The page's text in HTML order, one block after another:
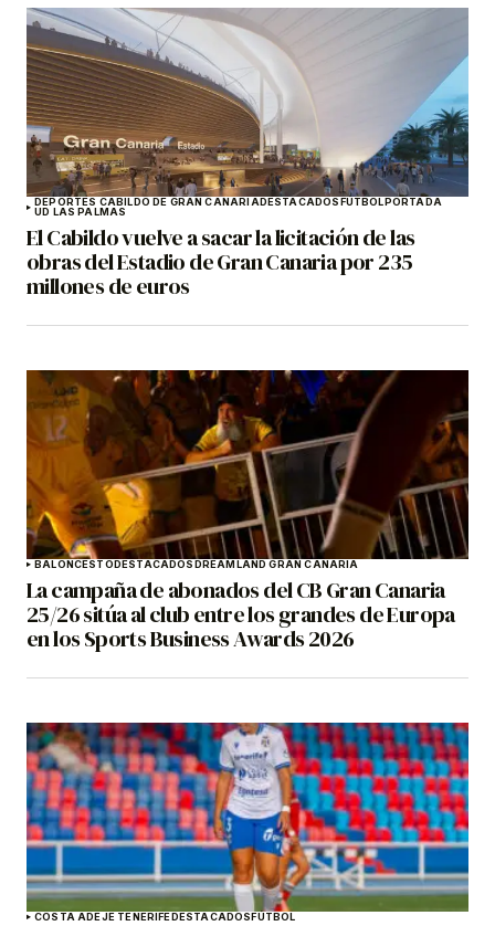
DEPORTES CABILDO DE GRAN CANARIADESTACADOSFÚTBOLPORTADA
UD LAS PALMAS
El Cabildo vuelve a sacar la licitación de las
obras del Estadio de Gran Canaria por 235
millones de euros
BALONCESTODESTACADOSDREAMLAND GRAN CANARIA
La campaña de abonados del CB Gran Canaria
25/26 sitúa al club entre los grandes de Europa
en los Sports Business Awards 2026
COSTA ADEJE TENERIFEDESTACADOSFÚTBOL